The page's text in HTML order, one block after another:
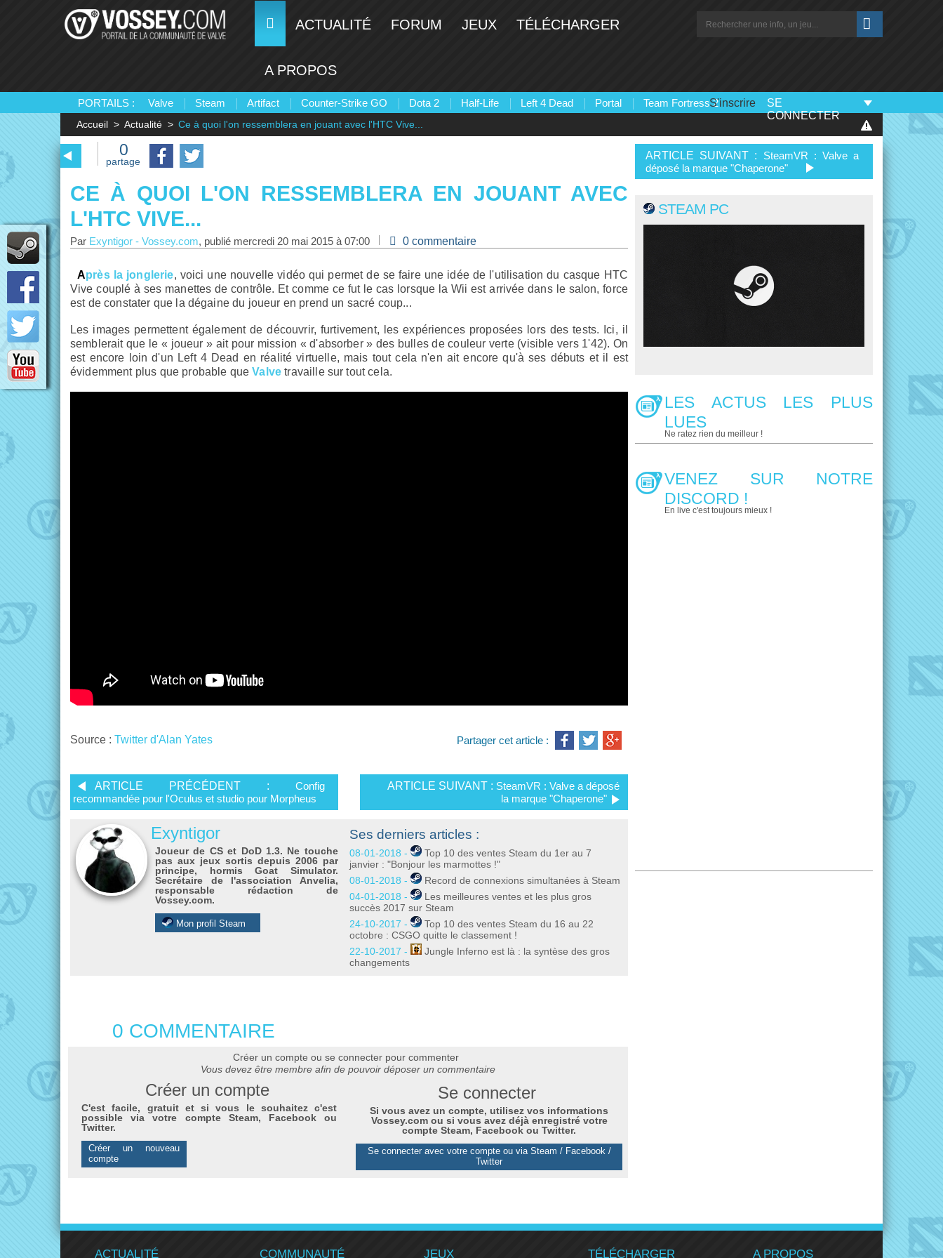
PORTAILS : Valve Steam Artifact Counter-Strike GO Dota 2 Half-Life Left 4 Dead Portal Team Fortress 2
ACTUALITÉ FORUM JEUX TÉLÉCHARGER
A PROPOS
S'inscrire
SE
CONNECTER
Accueil Actualité Ce à quoi l'on ressemblera en jouant avec l'HTC Vive...
0
partage
CE À QUOI L'ON RESSEMBLERA EN JOUANT AVEC
L'HTC VIVE...
Par Exyntigor - Vossey.com, publié mercredi 20 mai 2015 à 07:00 0 commentaire
Après la jonglerie, voici une nouvelle vidéo qui permet de se faire une idée de l'utilisation du casque HTC
Vive couplé à ses manettes de contrôle. Et comme ce fut le cas lorsque la Wii est arrivée dans le salon, force
est de constater que la dégaine du joueur en prend un sacré coup...
Les images permettent également de découvrir, furtivement, les expériences proposées lors des tests. Ici, il
semblerait que le « joueur » ait pour mission « d'absorber » des bulles de couleur verte (visible vers 1'42). On
est encore loin d'un Left 4 Dead en réalité virtuelle, mais tout cela n'en ait encore qu'à ses débuts et il est
évidemment plus que probable queValve travaille sur tout cela.
Source : Twitter d'Alan Yates Partager cet article :
ARTICLE PRÉCÉDENT : Config
recommandée pour l'Oculus et studio pour Morpheus
ARTICLE SUIVANT : SteamVR : Valve a déposé
la marque "Chaperone"
Exyntigor
Joueur de CS et DoD 1.3. Ne touche
pas aux jeux sortis depuis 2006 par
principe, hormis Goat Simulator.
Secrétaire de l'association Anvelia,
responsable rédaction de
Vossey.com.
Mon profil Steam
Ses derniers articles :
08-01-2018 -
Top 10 des ventes Steam du 1er au 7
janvier : "Bonjour les marmottes !"
08-01-2018 -
Record de connexions simultanées à Steam
04-01-2018 -
Les meilleures ventes et les plus gros
succès 2017 sur Steam
24-10-2017 -
Top 10 des ventes Steam du 16 au 22
octobre : CSGO quitte le classement !
22-10-2017 -
Jungle Inferno est là : la syntèse des gros
changements
0 COMMENTAIRE
Créer un compte ou se connecter pour commenter
Vous devez être membre afin de pouvoir déposer un commentaire
Créer un compte
C'est facile, gratuit et si vous le souhaitez c'est
possible via votre compte Steam, Facebook ou
Twitter.
Créer un nouveau
compte
Se connecter
Si vous avez un compte, utilisez vos informations
Vossey.com ou si vous avez déjà enregistré votre
compte Steam, Facebook ou Twitter.
Se connecter avec votre compte ou via Steam / Facebook /
Twitter
ARTICLE SUIVANT : SteamVR : Valve a
déposé la marque "Chaperone"
STEAM PC
LES ACTUS LES PLUS
LUES
Ne ratez rien du meilleur !
VENEZ SUR NOTRE
DISCORD !
En live c'est toujours mieux !
ACTUALITÉ COMMUNAUTÉ JEUX TÉLÉCHARGER A PROPOS